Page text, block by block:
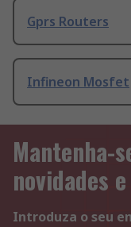
Gprs Routers
Infineon Mosfet
Mantenha-
novidades
Introduza o seu